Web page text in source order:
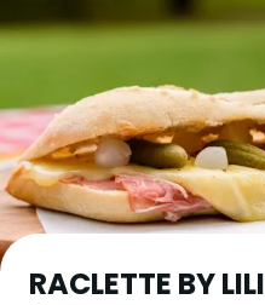
RACLETTE BY LILI